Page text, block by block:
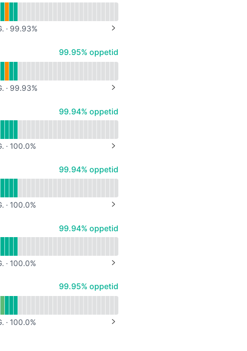
· 99.93%
100% - oppetid
99.95% oppetid
· 99.93%
100% - oppetid
99.94% oppetid
· 100.0%
100% - oppetid
99.94% oppetid
· 100.0%
100% - oppetid
99.94% oppetid
· 100.0%
100% - oppetid
99.95% oppetid
· 100.0%